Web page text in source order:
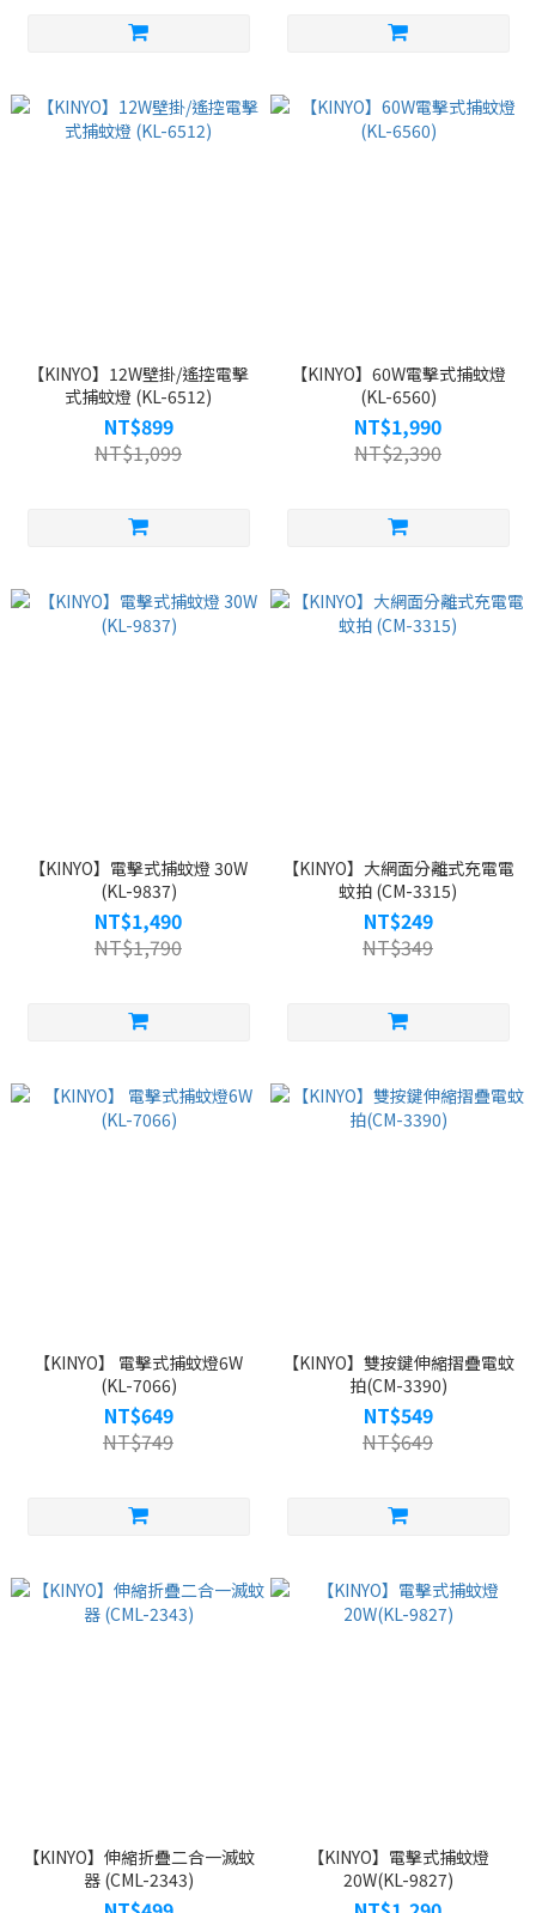
【KINYO】12W壁掛/遙控電擊
式捕蚊燈 (KL-6512)
NT$899
NT$1,099
【KINYO】60W電擊式捕蚊燈
(KL-6560)
NT$1,990
NT$2,390
【KINYO】電擊式捕蚊燈 30W
(KL-9837)
NT$1,490
NT$1,790
【KINYO】大網面分離式充電電
蚊拍 (CM-3315)
NT$249
NT$349
【KINYO】 電擊式捕蚊燈6W
(KL-7066)
NT$649
NT$749
【KINYO】雙按鍵伸縮摺疊電蚊
拍(CM-3390)
NT$549
NT$649
【KINYO】伸縮折疊二合一滅蚊
器 (CML-2343)
【KINYO】電擊式捕蚊燈
20W(KL-9827)